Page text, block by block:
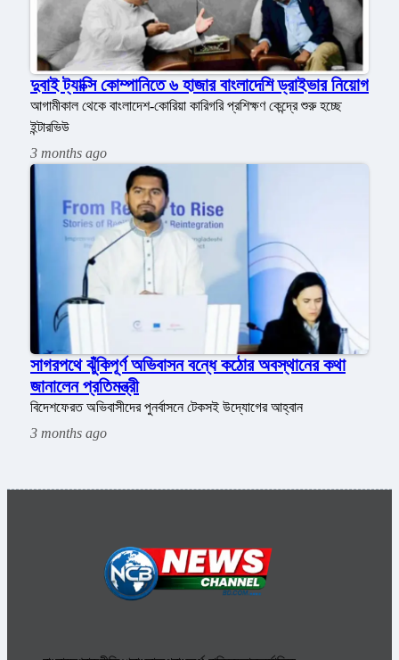
দুবাই ট্যাক্সি কোম্পানিতে ৬ হাজার বাংলাদেশি ড্রাইভার নিয়োগ
আগামীকাল থেকে বাংলাদেশ-কোরিয়া কারিগরি প্রশিক্ষণ কেন্দ্রে শুরু হচ্ছে
ইন্টারভিউ
3 months ago
সাগরপথে ঝুঁকিপূর্ণ অভিবাসন বন্ধে কঠোর অবস্থানের কথা
জানালেন প্রতিমন্ত্রী
বিদেশফেরত অভিবাসীদের পুনর্বাসনে টেকসই উদ্যোগের আহ্বান
3 months ago